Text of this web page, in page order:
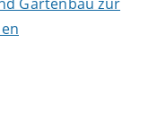
Gartenbau zur